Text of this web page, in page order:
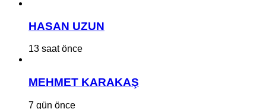
HASAN UZUN
13 saat önce
MEHMET KARAKAŞ
7 gün önce